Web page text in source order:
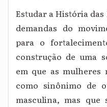
Estudar a História
demandas do
para o
construção de uma
em que as mulheres
como sinônimo de
masculina, mas que